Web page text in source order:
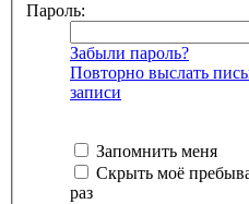
Пароль:
Забыли пароль?
Повторно выслать
записи
Запомнить меня
Скрыть моё
раз